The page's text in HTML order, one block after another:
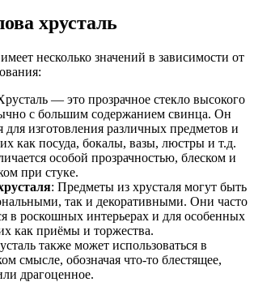
хрусталь
несколько значений в зависимости от
— это прозрачное стекло высокого
с большим содержанием свинца. Он
для изготовления различных предметов и
как посуда, бокалы, вазы, люстры и т.д.
особой прозрачностью, блеском и
при стуке.
: Предметы из хрусталя могут быть
так и декоративными. Они часто
в роскошных интерьерах и для особенных
как приёмы и торжества.
также может использоваться в
смысле, обозначая что-то блестящее,
драгоценное.